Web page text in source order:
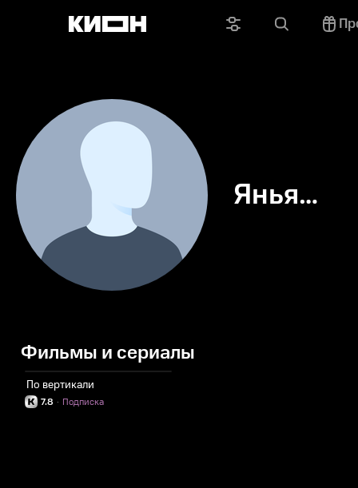
Янья
Фильмы и сериалы
По вертикали
7.8 Подписка
·